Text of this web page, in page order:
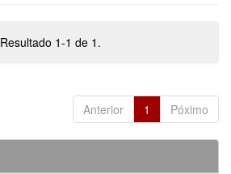
Resultado 1-1 de 1.
Anterior 1 Póximo